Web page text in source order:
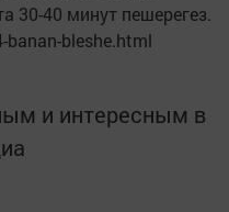
30-40 минут пешерегез.
bleshe.html
и интересным в